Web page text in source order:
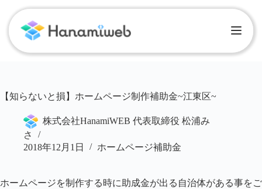
【知らないと損】ホームページ制作補助金~江東区~
株式会社HanamiWEB 代表取締役 松浦み
さ
2018年12月1日
ホームページ補助金
ホームページを制作する時に助成金が出る自治体がある事をご